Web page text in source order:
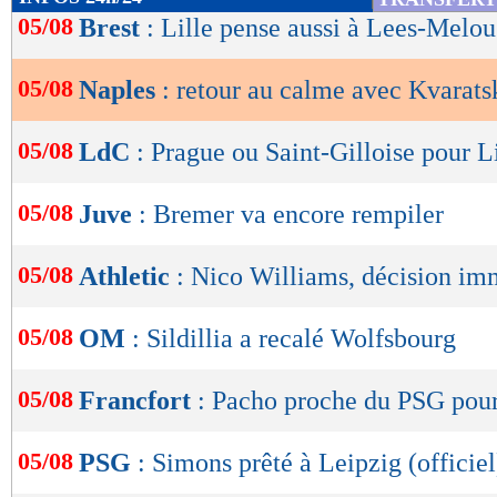
de
OK
05/08 Brest : Lille pense aussi à Lees-Melou
05/08 Naples : retour au calme avec
05/08 LdC : Prague ou Saint-Gilloise pour
05/08 Juve : Bremer va encore rempiler
05/08 Athletic : Nico Williams, décision
05/08 OM : Sildillia a recalé Wolfsbourg
05/08 Francfort : Pacho proche du PSG
05/08 PSG : Simons prêté à Leipzig